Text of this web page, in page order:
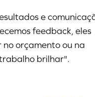
e
feedback, eles
orçamento ou na
brilhar".